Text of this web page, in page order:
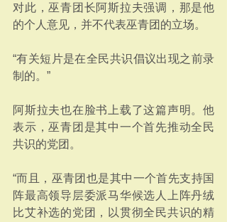
对此，巫青团长阿斯拉夫强调，那是他
的个人意见，并不代表巫青团的立场。
“有关短片是在全民共识倡议出现之前录
制的。”
阿斯拉夫也在脸书上载了这篇声明。他
表示，巫青团是其中一个首先推动全民
共识的党团。
“而且，巫青团也是其中一个首先支持国
阵最高领导层委派马华候选人上阵丹绒
比艾补选的党团，以贯彻全民共识的精